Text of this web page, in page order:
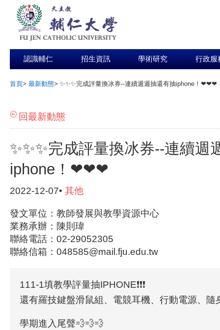
認識輔仁 招生資訊 學術研究 行政服
首頁> 最新動態> ✨✨✨完成評量換冰券--連續週週抽還有抽iphone！❤❤❤
回最新動態
✨✨✨完成評量換冰券--連續週
iphone！❤❤❤
2022-12-07• 其他
發文單位：教師發展與教學資源中心
業務承辦：陳則瑋
聯絡電話：02-29052305
聯絡信箱：048585@mail.fju.edu.tw
111-1填教學評量抽IPHONE❗❗❗
還有羅技鍵盤滑鼠組、電競耳機、行動電源、隨
學期進入尾聲💨💨💨